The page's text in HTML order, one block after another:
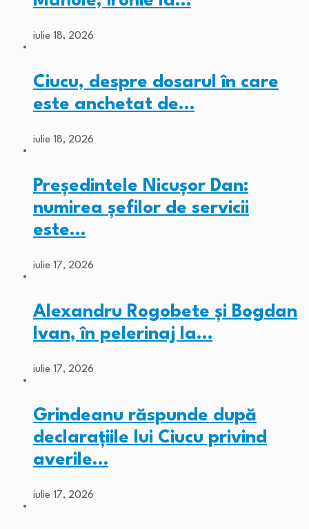
iulie 18, 2026
Ciucu, despre dosarul în care
este anchetat de…
iulie 18, 2026
Președintele Nicușor Dan:
numirea șefilor de servicii
este…
iulie 17, 2026
Alexandru Rogobete și Bogdan
Ivan, în pelerinaj la…
iulie 17, 2026
Grindeanu răspunde după
declarațiile lui Ciucu privind
averile…
iulie 17, 2026